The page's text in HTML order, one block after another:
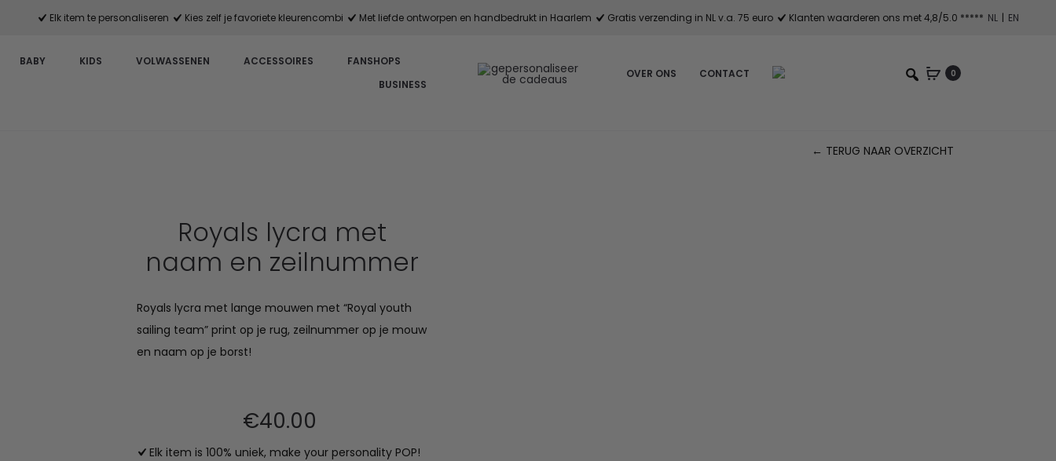
Elk item te personaliseren Kies zelf je favoriete kleurencombi Met liefde ontworpen en handbedrukt in Haarlem Gratis verzending in NL v.a. 75 euro Klanten waarderen ons met 4,8/5.0 ***** NL | EN
BABY KIDS VOLWASSENEN ACCESSOIRES
FANSHOPS
BUSINESS
OVER ONS CONTACT 0
← TERUG NAAR OVERZICHT
Royals lycra met
naam en zeilnummer
Royals lycra met lange mouwen met “Royal youth
sailing team” print op je rug, zeilnummer op je mouw
en naam op je borst!
€40.00
Elk item is 100% uniek, make your personality POP!